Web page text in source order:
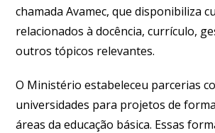
chamada Avamec, que disponibiliza
relacionados à docência, currículo,
outros tópicos relevantes.
O Ministério estabeleceu parcerias
universidades para projetos de
áreas da educação básica. Essas